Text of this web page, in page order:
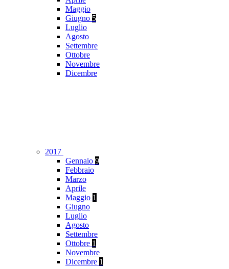
Maggio
Giugno 5
Luglio
Agosto
Settembre
Ottobre
Novembre
Dicembre
2017
Gennaio 9
Febbraio
Marzo
Aprile
Maggio 1
Giugno
Luglio
Agosto
Settembre
Ottobre 1
Novembre
Dicembre 1